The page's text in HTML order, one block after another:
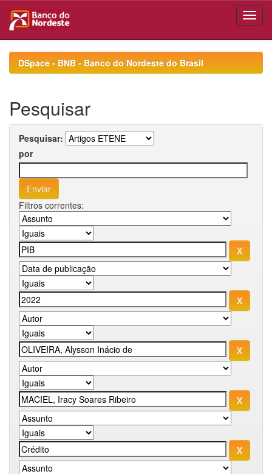
navigationDSpace - BNB - Banco do Nordeste do Brasil
Pesquisar
Pesquisar:
por
Filtros correntes: